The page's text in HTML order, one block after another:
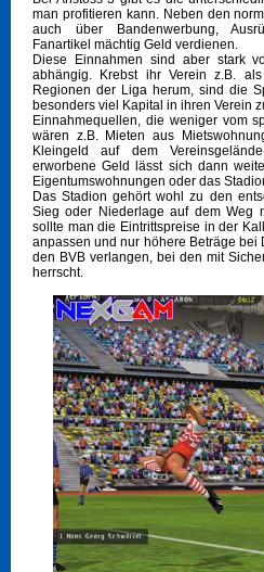
man profitieren kann. Neben den
auch über Bandenwerbung,
Fanartikel mächtig Geld verdienen.
Diese Einnahmen sind aber stark
abhängig. Krebst ihr Verein z.B.
Regionen der Liga herum, sind die
besonders viel Kapital in ihren Verein
Einnahmequellen, die weniger vom
wären z.B. Mieten aus
Kleingeld auf dem
erworbene Geld lässt sich dann
Eigentumswohnungen oder das
Das Stadion gehört wohl zu den
Sieg oder Niederlage auf dem Weg
sollte man die Eintrittspreise in der
anpassen und nur höhere Beträge bei
den BVB verlangen, bei den mit
herrscht.